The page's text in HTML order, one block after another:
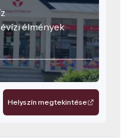
élmények
Helyszín megtekintése